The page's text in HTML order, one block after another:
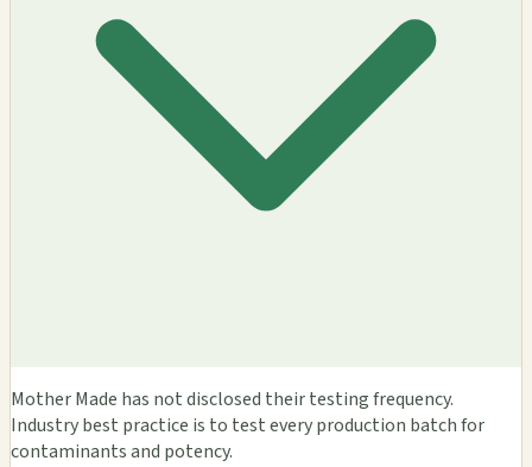
Mother Made has not disclosed their testing frequency.
Industry best practice is to test every production batch for
contaminants and potency.